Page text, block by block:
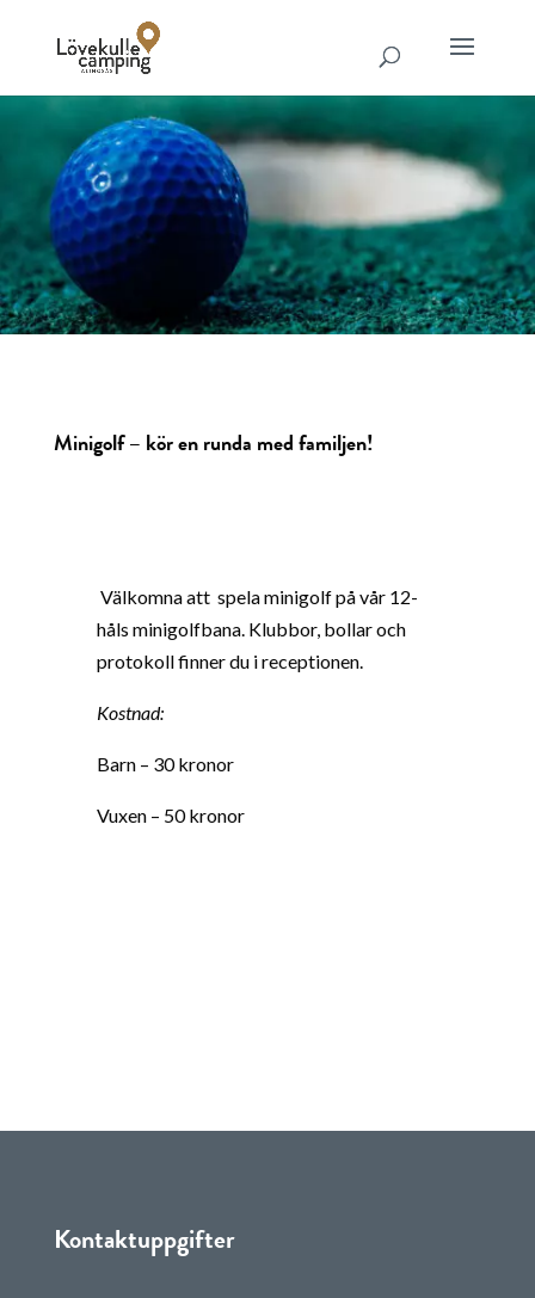
Minigolf – kör en runda med familjen!
Välkomna att spela minigolf på vår 12-
håls minigolfbana. Klubbor, bollar och
protokoll finner du i receptionen.
Kostnad:
Barn – 30 kronor
Vuxen – 50 kronor
Kontaktuppgifter